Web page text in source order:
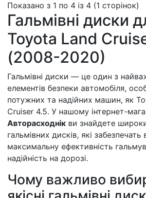
Показано з 1 по 4 із 4 (1 сторінок)
Гальмівні диски
Toyota Land
(2008-2020)
Гальмівні диски — це один з
елементів безпеки автомобіля,
потужних та надійних машин, як
Cruiser 4.5. У нашому інтернет-
Авторасходнік ви знайдете
гальмівних дисків, які забезпечать
максимальну ефективність
надійність на дорозі.
Чому важливо